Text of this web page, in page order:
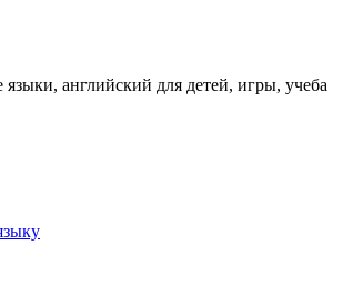
английский для детей, игры, учеба